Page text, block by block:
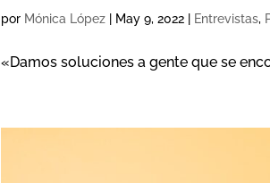
por Mónica López May 9, 2022 Entrevistas,
«Damos soluciones a gente que se